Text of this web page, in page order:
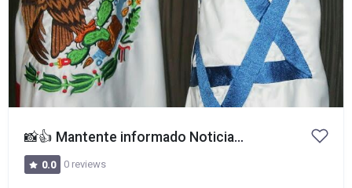
📸👍 Mantente informado Noticias importantes de Israel
0.0 0 reviews